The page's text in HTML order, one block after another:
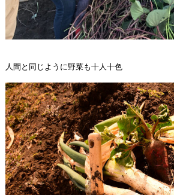
人間と同じように野菜も十人十色